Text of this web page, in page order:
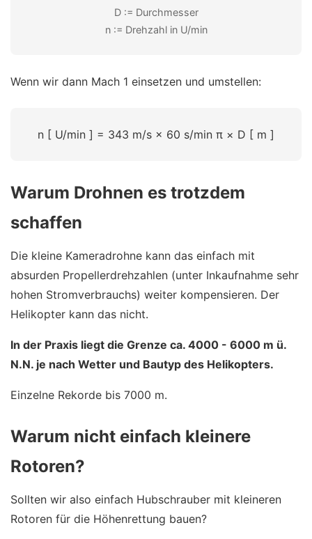
D := Durchmesser
n := Drehzahl in U/min
Wenn wir dann Mach 1 einsetzen und umstellen:
n [ U/min ] = 343 m/s × 60 s/min π × D [ m ]
Warum Drohnen es trotzdem
schaffen
Die kleine Kameradrohne kann das einfach mit
absurden Propellerdrehzahlen (unter Inkaufnahme sehr
hohen Stromverbrauchs) weiter kompensieren. Der
Helikopter kann das nicht.
In der Praxis liegt die Grenze ca. 4000 - 6000 m ü.
N.N. je nach Wetter und Bautyp des Helikopters.
Einzelne Rekorde bis 7000 m.
Warum nicht einfach kleinere
Rotoren?
Sollten wir also einfach Hubschrauber mit kleineren
Rotoren für die Höhenrettung bauen?